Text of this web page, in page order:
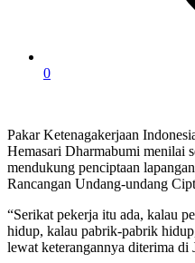
0
Pakar Ketenagakerjaan
Hemasari Dharmabumi menilai
mendukung penciptaan
Rancangan Undang-undang
“Serikat pekerja itu ada, kalau
hidup, kalau pabrik-pabrik
lewat keterangannya diterima di